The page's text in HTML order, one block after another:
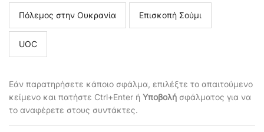
Πόλεμος στην Ουκρανία Επισκοπή Σούμι
UOC
Εάν παρατηρήσετε κάποιο σφάλμα, επιλέξτε το απαιτούμενο
κείμενο και πατήστε Ctrl+Enter ή Υποβολή σφάλματος για να
το αναφέρετε στους συντάκτες.